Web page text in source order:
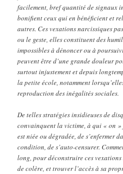
facilement, bref quantité de signaux
bonifient ceux qui en bénéficient et
autres. Ces vexations narcissiques
ou le geste, elles constituent des
impossibles à dénoncer ou à
peuvent être d’une grande douleur
surtout injustement et depuis
la petite école, notamment
reproduction des inégalités sociales.
De telles stratégies insidieuses de
convainquent la victime, à qui « on
est niée ou dégradée, de s’enfermer
condition, de s’auto-censurer.
long, pour déconstruire ces
de colère, et trouver l’accès à sa